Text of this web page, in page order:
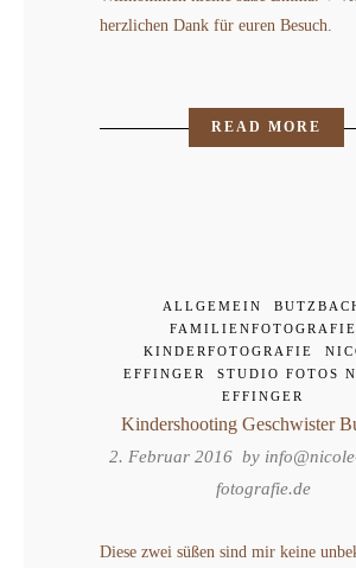
herzlichen Dank für euren Besuch.
READ MORE
ALLGEMEIN
FAMILIENFOTOGRAFIE
KINDERFOTOGRAFIE
EFFINGER
STUDIO FOTOS
EFFINGER
Kindershooting Geschwister
2. Februar 2016 by
fotografie.de
Diese zwei süßen sind mir keine